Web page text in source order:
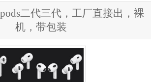
二代三代，工厂直接出，裸
机，带包装